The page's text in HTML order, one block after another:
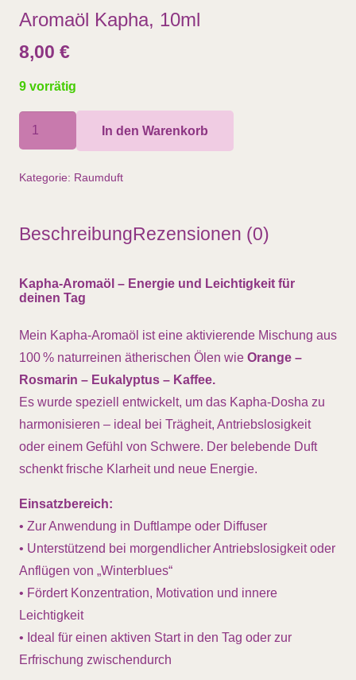
Aromaöl Kapha, 10ml
8,00 €
9 vorrätig
Aromaöl
Kapha,
Menge
In den Warenkorb
Kategorie: Raumduft
BeschreibungRezensionen (0)
Kapha-Aromaöl – Energie und Leichtigkeit für
deinen Tag
Mein Kapha-Aromaöl ist eine aktivierende Mischung aus
100 % naturreinen ätherischen Ölen wie Orange –
Rosmarin – Eukalyptus – Kaffee.
Es wurde speziell entwickelt, um das Kapha-Dosha zu
harmonisieren – ideal bei Trägheit, Antriebslosigkeit
oder einem Gefühl von Schwere. Der belebende Duft
schenkt frische Klarheit und neue Energie.
Einsatzbereich:
• Zur Anwendung in Duftlampe oder Diffuser
• Unterstützend bei morgendlicher Antriebslosigkeit oder
Anflügen von „Winterblues“
• Fördert Konzentration, Motivation und innere
Leichtigkeit
• Ideal für einen aktiven Start in den Tag oder zur
Erfrischung zwischendurch